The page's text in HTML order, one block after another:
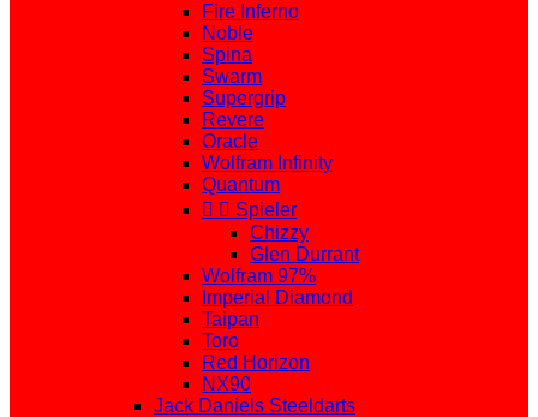
Fire Inferno
Noble
Spina
Swarm
Supergrip
Revere
Oracle
Wolfram Infinity
Quantum
  Spieler
Chizzy
Glen Durrant
Wolfram 97%
Imperial Diamond
Taipan
Toro
Red Horizon
NX90
Jack Daniels Steeldarts